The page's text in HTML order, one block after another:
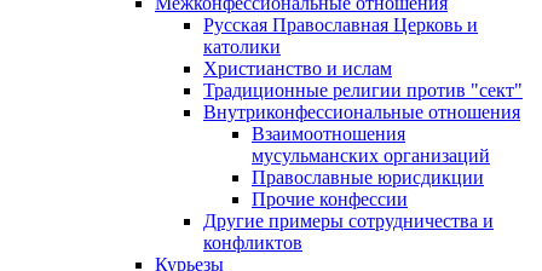
Русская Православная Церковь и
католики
Христианство и ислам
Традиционные религии против "сект"
Внутриконфессиональные отношения
Взаимоотношения
мусульманских организаций
Православные юрисдикции
Прочие конфессии
Другие примеры сотрудничества и
конфликтов
Курьезы